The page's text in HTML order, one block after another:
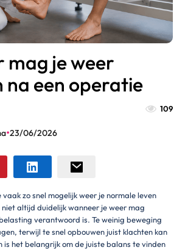
mag je weer
na een operatie
109
•23/06/2026
zo snel mogelijk weer je normale leven
niet altijd duidelijk wanneer je weer mag
verantwoord is. Te weinig beweging
terwijl te snel opbouwen juist klachten kan
is het belangrijk om de juiste balans te vinden